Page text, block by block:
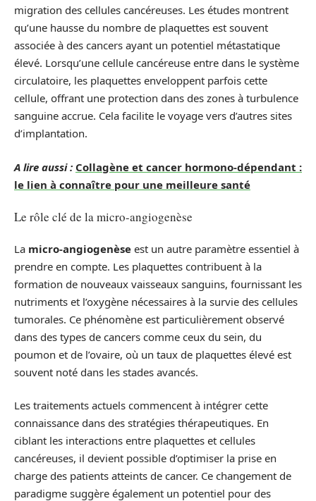
migration des cellules cancéreuses. Les études montrent
qu’une hausse du nombre de plaquettes est souvent
associée à des cancers ayant un potentiel métastatique
élevé. Lorsqu’une cellule cancéreuse entre dans le système
circulatoire, les plaquettes enveloppent parfois cette
cellule, offrant une protection dans des zones à turbulence
sanguine accrue. Cela facilite le voyage vers d’autres sites
d’implantation.
A lire aussi : Collagène et cancer hormono-dépendant :
le lien à connaître pour une meilleure santé
Le rôle clé de la micro-angiogenèse
La micro-angiogenèse est un autre paramètre essentiel à
prendre en compte. Les plaquettes contribuent à la
formation de nouveaux vaisseaux sanguins, fournissant les
nutriments et l’oxygène nécessaires à la survie des cellules
tumorales. Ce phénomène est particulièrement observé
dans des types de cancers comme ceux du sein, du
poumon et de l’ovaire, où un taux de plaquettes élevé est
souvent noté dans les stades avancés.
Les traitements actuels commencent à intégrer cette
connaissance dans des stratégies thérapeutiques. En
ciblant les interactions entre plaquettes et cellules
cancéreuses, il devient possible d’optimiser la prise en
charge des patients atteints de cancer. Ce changement de
paradigme suggère également un potentiel pour des